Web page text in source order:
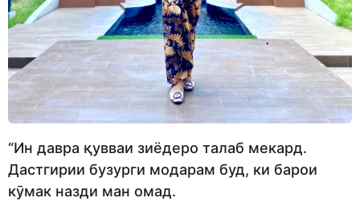
“Ин давра қувваи зиёдеро талаб мекард.
Дастгирии бузурги модарам буд, ки барои
кӯмак назди ман омад.